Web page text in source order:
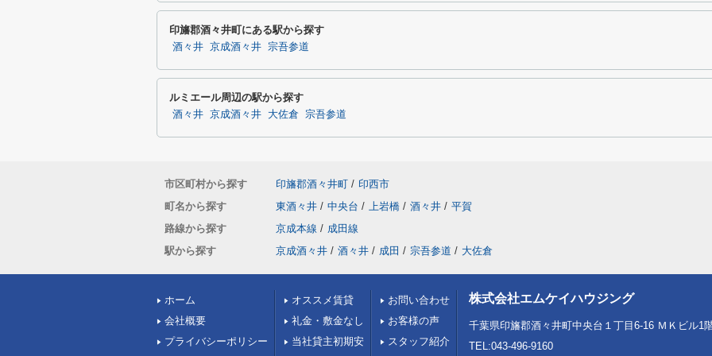
印旛郡酒々井町にある駅から探す
酒々井 京成酒々井 宗吾参道
ルミエール周辺の駅から探す
酒々井 京成酒々井 大佐倉 宗吾参道
市区町村から探す 印旛郡酒々井町 / 印西市
町名から探す
東酒々井 / 中央台 / 上岩橋 / 酒々井 / 平賀
路線から探す
京成本線 / 成田線
駅から探す
京成酒々井 / 酒々井 / 成田 / 宗吾参道 / 大佐倉
ホーム
会社概要
プライバシーポリシー
オススメ賃貸
礼金・敷金なし
当社貸主初期安
お問い合わせ
お客様の声
スタッフ紹介
株式会社エムケイハウジング
千葉県印旛郡酒々井町中央台１丁目6-16 ＭＫビル1
TEL:043-496-9160